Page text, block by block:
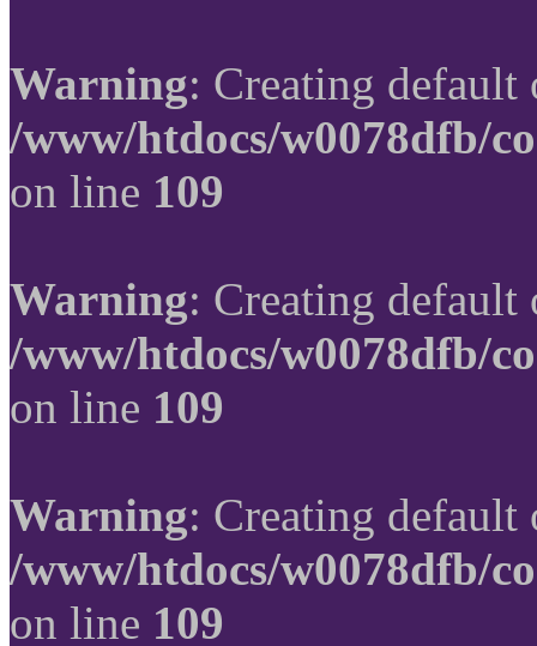
Warning: Creating
/www/htdocs/w0078dfb/
on line 109
Warning: Creating
/www/htdocs/w0078dfb/
on line 109
Warning: Creating
/www/htdocs/w0078dfb/
on line 109